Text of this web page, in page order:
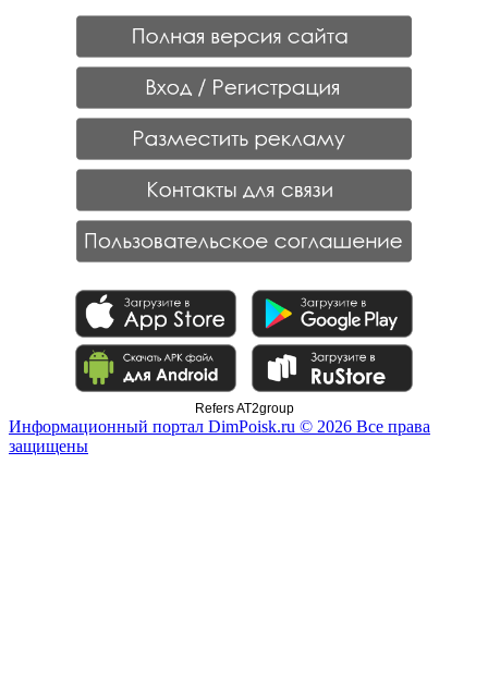
Refers AT2group
Информационный портал DimPoisk.ru © 2026 Все права
защищены